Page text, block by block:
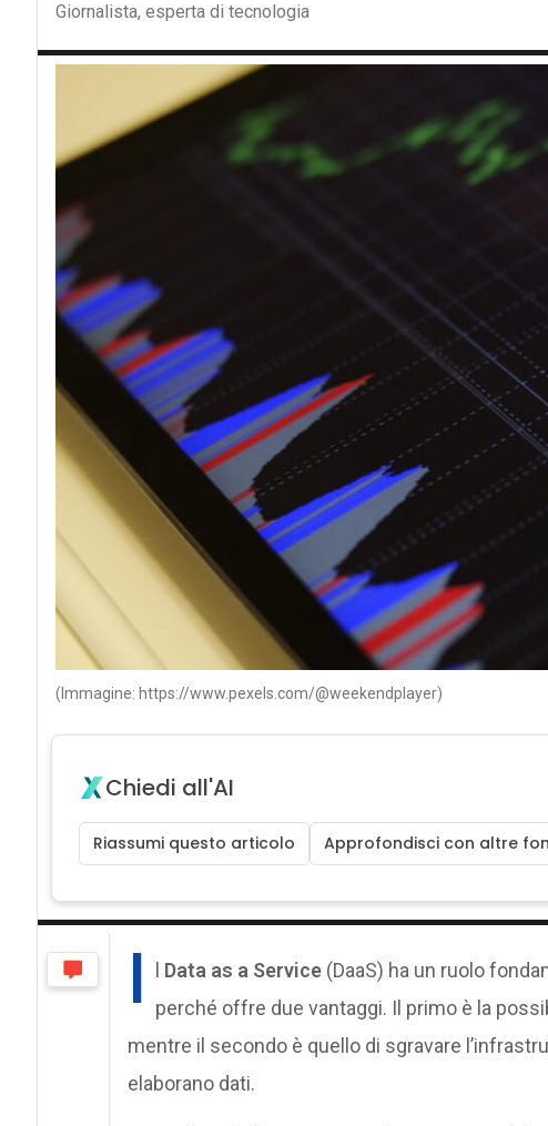
Giornalista, esperta di tecnologia
(Immagine: https://www.pexels.com/@weekendplayer)
Chiedi all'AI
Riassumi questo articolo Approfondisci con altre
I Data as a Service(DaaS) ha un ruolo
perché offre due vantaggi. Il primo è la
mentre il secondo è quello di sgravare
elaborano dati.